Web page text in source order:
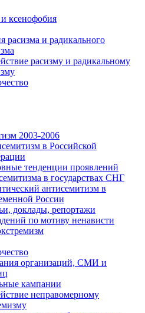
ксенофобия
расизма и радикального
расизму и радикальному
2003-2006
в Российской
тенденции проявлений
в государствах СНГ
антисемитизм в
России
доклады, репортажи
по мотиву ненависти
организаций, СМИ и
кампании
неправомерному